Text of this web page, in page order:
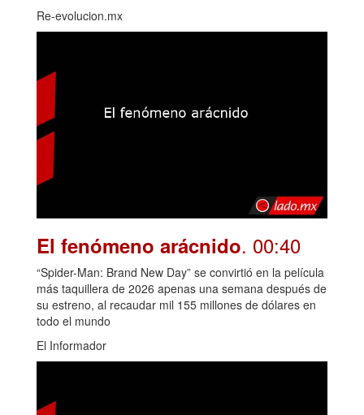
Re-evolucion.mx
El fenómeno arácnido. 00:40
“Spider-Man: Brand New Day” se convirtió en la película
más taquillera de 2026 apenas una semana después de
su estreno, al recaudar mil 155 millones de dólares en
todo el mundo
El Informador